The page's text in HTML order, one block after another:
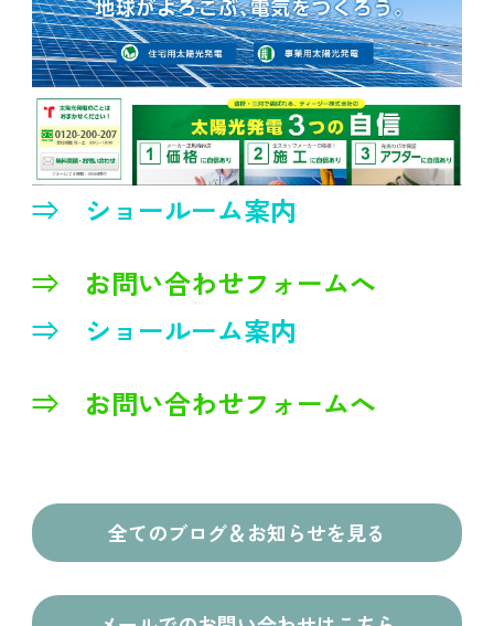
⇒ ショールーム案内
⇒ お問い合わせフォームへ
⇒ ショールーム案内
⇒ お問い合わせフォームへ
全てのブログ＆お知らせを見る